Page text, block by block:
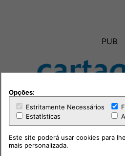
PUB
Opções:
Estritamente Necessários
Estatísticas
Este site poderá usar cookies para
mais personalizada.